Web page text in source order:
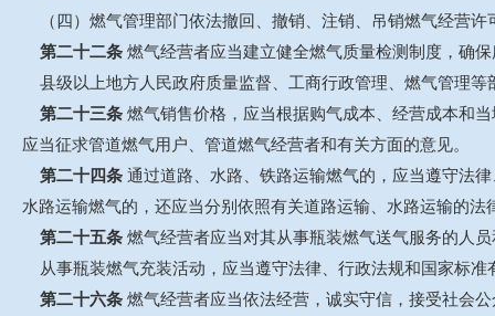
（四）燃气管理部门依法撤回、撤销、注销、吊销燃气经营许
第二十二条 燃气经营者应当建立健全燃气质量检测制度，确
县级以上地方人民政府质量监督、工商行政管理、燃气管理
第二十三条 燃气销售价格，应当根据购气成本、经营成本和
应当征求管道燃气用户、管道燃气经营者和有关方面的意见。
第二十四条 通过道路、水路、铁路运输燃气的，应当遵守法
水路运输燃气的，还应当分别依照有关道路运输、水路运输的
第二十五条 燃气经营者应当对其从事瓶装燃气送气服务的人
从事瓶装燃气充装活动，应当遵守法律、行政法规和国家标准
第二十六条 燃气经营者应当依法经营，诚实守信，接受社会